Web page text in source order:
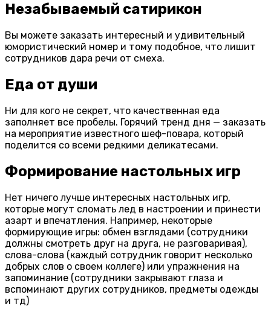
Незабываемый сатирикон
Вы можете заказать интересный и удивительный
юмористический номер и тому подобное, что лишит
сотрудников дара речи от смеха.
Еда от души
Ни для кого не секрет, что качественная еда
заполняет все пробелы. Горячий тренд дня — заказать
на мероприятие известного шеф-повара, который
поделится со всеми редкими деликатесами.
Формирование настольных игр
Нет ничего лучше интересных настольных игр,
которые могут сломать лед в настроении и принести
азарт и впечатления. Например, некоторые
формирующие игры: обмен взглядами (сотрудники
должны смотреть друг на друга, не разговаривая),
слова-слова (каждый сотрудник говорит несколько
добрых слов о своем коллеге) или упражнения на
запоминание (сотрудники закрывают глаза и
вспоминают других сотрудников, предметы одежды
и тд)